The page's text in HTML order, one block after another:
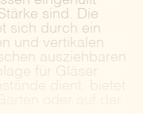
sind. Die
sich durch ein
und vertikalen
ausziehbaren
für Gläser